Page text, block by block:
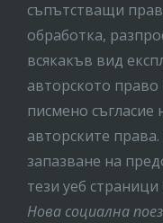
съпътстващи
обработка,
всякакъв вид
авторското
писмено съгласие
авторските
запазване на
тези уеб
Нова социална